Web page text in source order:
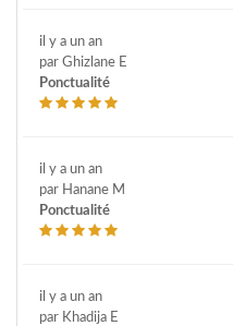
il y a un an
par Ghizlane E
Ponctualité
il y a un an
par Hanane M
Ponctualité
il y a un an
par Khadija E